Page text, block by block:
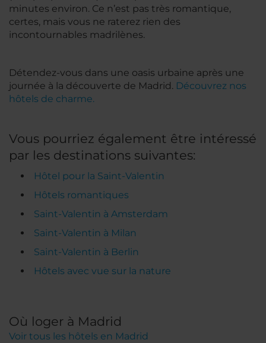
minutes environ. Ce n’est pas très romantique,
certes, mais vous ne raterez rien des
incontournables madrilènes.
Détendez-vous dans une oasis urbaine après une
journée à la découverte de Madrid. Découvrez nos
hôtels de charme.
Vous pourriez également être intéressé
par les destinations suivantes:
Hôtel pour la Saint-Valentin
Hôtels romantiques
Saint-Valentin à Amsterdam
Saint-Valentin à Milan
Saint-Valentin à Berlin
Hôtels avec vue sur la nature
Où loger à Madrid
Voir tous les hôtels en Madrid